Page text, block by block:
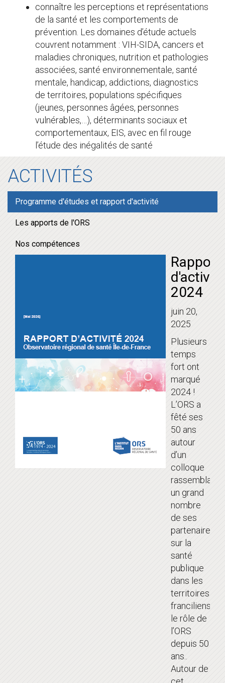
connaître les perceptions et représentations
de la santé et les comportements de
prévention. Les domaines d’étude actuels
couvrent notamment : VIH-SIDA, cancers et
maladies chroniques, nutrition et pathologies
associées, santé environnementale, santé
mentale, handicap, addictions, diagnostics
de territoires, populations spécifiques
(jeunes, personnes âgées, personnes
vulnérables,…), déterminants sociaux et
comportementaux, EIS, avec en fil rouge
l’étude des inégalités de santé
ACTIVITÉS
Programme d'études et rapport d'activité
Les apports de l'ORS
Nos compétences
Rapport
d'activité
2024
juin 20,
2025
Plusieurs
temps
fort ont
marqué
2024 !
L’ORS a
fêté ses
50 ans
autour
d’un
colloque
rassemblant
un grand
nombre
de ses
partenaires
sur la
santé
publique
dans les
territoires
franciliens :
le rôle de
l’ORS
depuis 50
ans..
Autour de